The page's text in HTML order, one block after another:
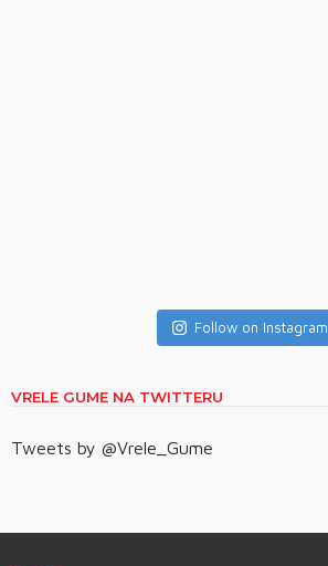
Follow on Instagram
VRELE GUME NA TWITTERU
Tweets by @Vrele_Gume